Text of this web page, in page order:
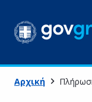
Αρχική